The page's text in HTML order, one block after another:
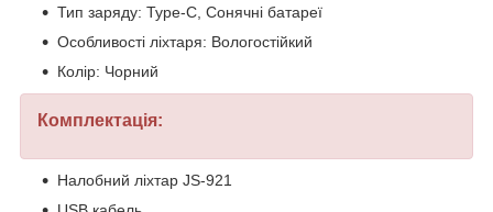
Тип заряду: Type-C, Сонячні батареї
Особливості ліхтаря: Вологостійкий
Колір: Чорний
Комплектація:
Налобний ліхтар JS-921